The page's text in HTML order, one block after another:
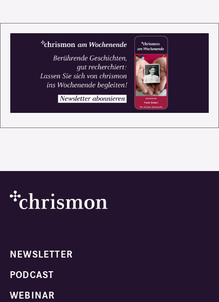
NEWSLETTER
PODCAST
WEBINAR